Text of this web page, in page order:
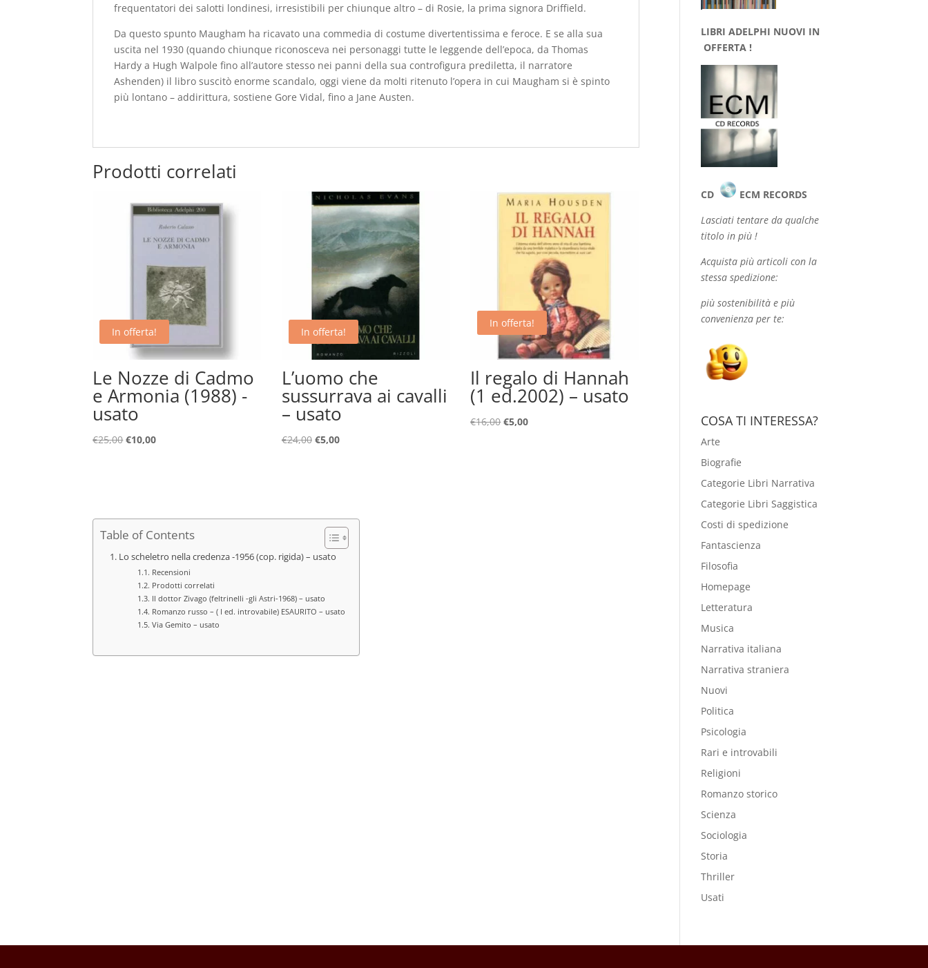
frequentatori dei salotti londinesi, irresistibili per chiunque altro – di Rosie, la prima signora Driffield.
Da questo spunto Maugham ha ricavato una commedia di costume divertentissima e feroce. E se alla sua
uscita nel 1930 (quando chiunque riconosceva nei personaggi tutte le leggende dell’epoca, da Thomas
Hardy a Hugh Walpole fino all’autore stesso nei panni della sua controfigura prediletta, il narratore
Ashenden) il libro suscitò enorme scandalo, oggi viene da molti ritenuto l’opera in cui Maugham si è spinto
più lontano – addirittura, sostiene Gore Vidal, fino a Jane Austen.
Prodotti correlati
In offerta!
Le Nozze di Cadmo
e Armonia (1988) -
usato
€25,00Il
€10,00Il
In offerta!
L’uomo che
sussurrava ai cavalli
– usato
€24,00 Il
€5,00Il
In offerta!
Il regalo di Hannah
(1 ed.2002) – usato
€16,00Il
€5,00Il
Table of Contents
Lo scheletro nella credenza -1956 (cop. rigida) – usato
Recensioni
Prodotti correlati
Il dottor Zivago (feltrinelli -gli Astri-1968) – usato
Romanzo russo – ( I ed. introvabile) ESAURITO – usato
Via Gemito – usato
LIBRI ADELPHI NUOVI IN
OFFERTA !
CD
ECM RECORDS
Lasciati tentare da qualche
titolo in più !
Acquista più articoli con la
stessa spedizione:
più sostenibilità e più
convenienza per te:
COSA TI INTERESSA?
Arte
Biografie
Categorie Libri Narrativa
Categorie Libri Saggistica
Costi di spedizione
Fantascienza
Filosofia
Homepage
Letteratura
Musica
Narrativa italiana
Narrativa straniera
Nuovi
Politica
Psicologia
Rari e introvabili
Religioni
Romanzo storico
Scienza
Sociologia
Storia
Thriller
Usati